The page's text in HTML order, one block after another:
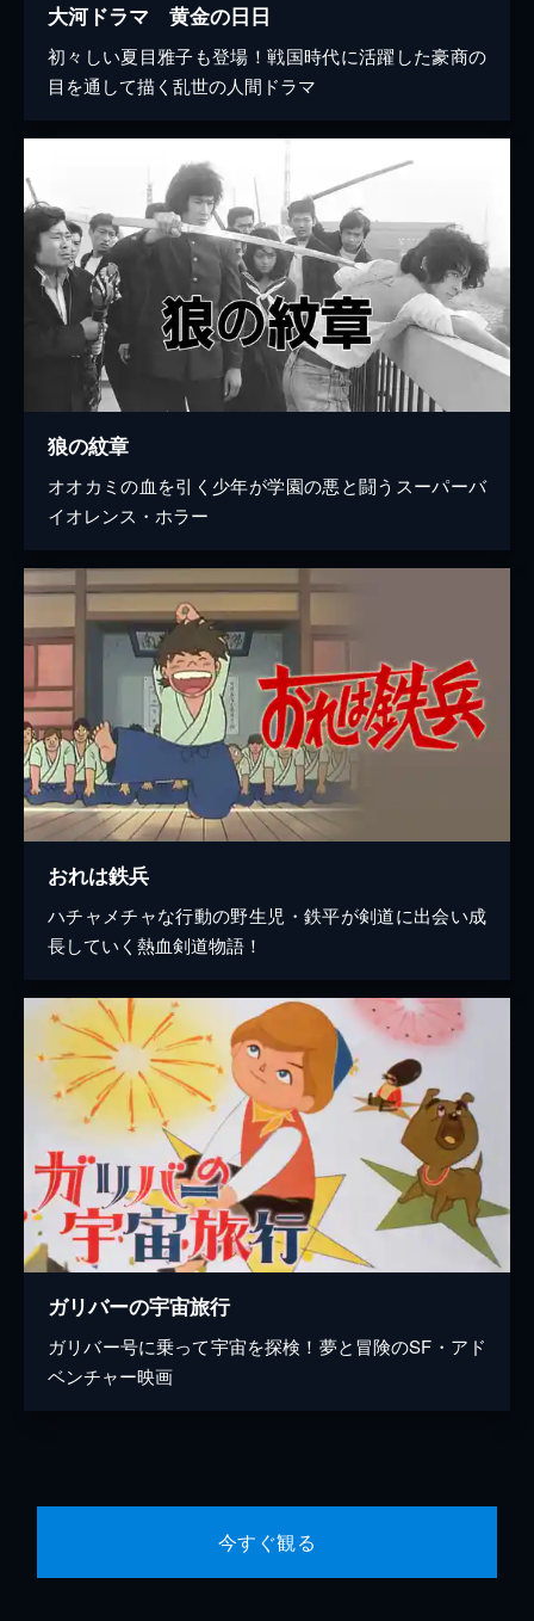
大河ドラマ 黄金の日日
初々しい夏目雅子も登場！戦国時代に活躍した豪商の
目を通して描く乱世の人間ドラマ
狼の紋章
オオカミの血を引く少年が学園の悪と闘うスーパーバ
イオレンス・ホラー
おれは鉄兵
ハチャメチャな行動の野生児・鉄平が剣道に出会い成
長していく熱血剣道物語！
ガリバーの宇宙旅行
ガリバー号に乗って宇宙を探検！夢と冒険のSF・アド
ベンチャー映画
今すぐ観る